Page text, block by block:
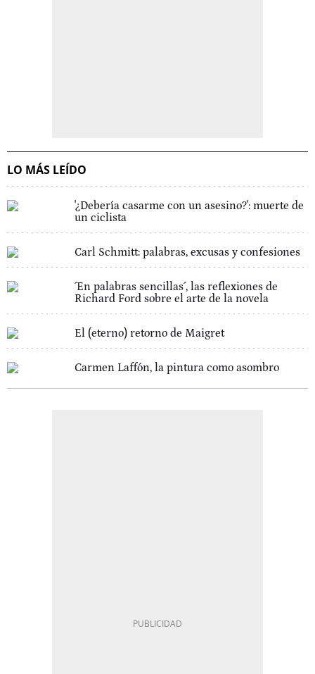
LO MÁS LEÍDO
'¿Debería casarme con un asesino?': muerte de
un ciclista
Carl Schmitt: palabras, excusas y confesiones
´En palabras sencillas´, las reflexiones de
Richard Ford sobre el arte de la novela
El (eterno) retorno de Maigret
Carmen Laffón, la pintura como asombro